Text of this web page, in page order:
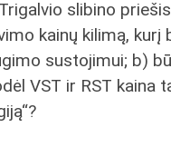
slibino
kainų kilimą,
sustojimui; b)
VST ir RST